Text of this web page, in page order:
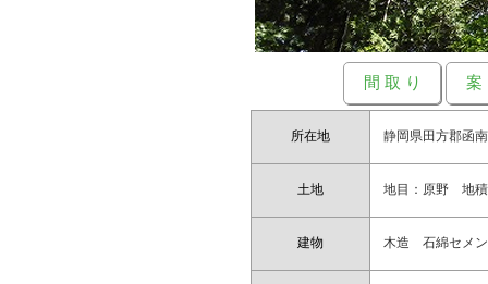
間 取 り 案
所在地 静岡県田方郡函
土地 地目：原野 地
建物 木造 石綿セメ